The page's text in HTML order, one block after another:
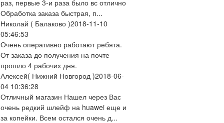
раз, первые 3-и раза было вс отлично
Обработка заказа быстрая, п...
Николай ( Балаково )2018-11-10
05:46:53
Очень оперативно работают ребята.
От заказа до получения на почте
прошло 4 рабочих дня.
Алексей( Нижний Новгород )2018-06-
04 10:36:28
Отличный магазин Нашел через Вас
очень редкий шлейф на huawei еще и
за копейки. Всем остался очень д...